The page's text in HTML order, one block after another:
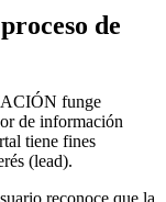
de
funge
de información
tiene fines
(lead).
reconoce que la